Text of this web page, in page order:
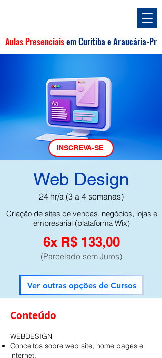
Aulas PresenciaisemCuritiba e Araucária-Pr
INSCREVA-SE
Web Design
24 hr/a (3 a 4 semanas)
Criação de sites de vendas, negócios, lojas e
empresarial (plataforma Wix)
6x R$ 133,00
(Parcelado sem Juros)
Ver outras opções de Cursos
Conteúdo
WEBDESIGN
Conceitos sobre web site, home pages e
internet.